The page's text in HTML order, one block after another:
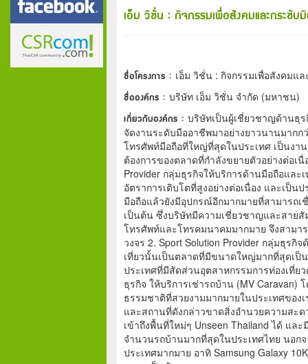
เอ็ม วิชั่น : กิจกรรมเพื่อสังคมและกระชับ
ชื่อโครงการ : เอ็ม วิชั่น : กิจกรรมเพื่อสังคมแ
ชื่อองค์กร : บริษัท เอ็ม วิชั่น จำกัด (มหาชน)
เกี่ยวกับองค์กร : บริษัทเป็นผู้เชี่ยวชาญด้านธุร
จัดงานระดับมืออาชีพมาอย่างยาวนานมากก
โทรศัพท์มือถือที่ใหญ่ที่สุดในประเทศ เป็นงา
ต้องการของตลาดที่กำลังขยายตัวอย่างต่อเ
Provider กลุ่มธุรกิจให้บริการด้านมือถือแล
อัตราการเติบโตที่สูงอย่างต่อเนื่อง และเป็
มือถือแล้วยังมีอุปกรณ์อีกมากมายที่สามารถเ
เป็นต้น ซึ่งบริษัทมีความเชี่ยวชาญและสาย
โทรศัพท์และโทรคมนาคมมากมาย จึงสามา
วงจร 2. Sport Solution Provider กลุ่มธุรกิ
เที่ยวนั้นเป็นตลาดที่มีขนาดใหญ่มากที่สุดเป็
ประเทศที่มีสัดส่วนอุตสาหกรรมการท่องเที่ย
ธุรกิจ ให้บริการเช่ารถบ้าน (MV
ธรรมชาติที่สวยงามมากมายในประเทศของ
และสถานที่ดังกล่าวขาดสิ่งอำนวยความสะ
เข้าถึงพื้นที่ใหม่ๆ Unseen Thailand ได้ แ
จำนวนรถบ้านมากที่สุดในประเทศไทย นอ
ประเทศมากมาย อาทิ Samsung Galaxy